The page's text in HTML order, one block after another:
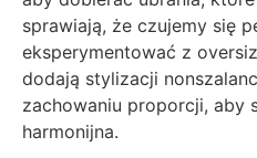
sprawiają, że czujemy się
eksperymentować z
dodają stylizacji
zachowaniu proporcji, aby
harmonijna.